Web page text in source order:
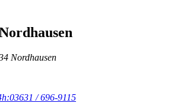
Nordhausen
03631 / 696-9115